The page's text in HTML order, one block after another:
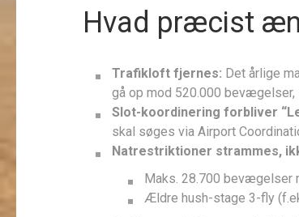
Hvad præcist
Trafikloft fjernes: Det årlige
gå op mod 520.000
Slot-koordinering forbliver
skal søges via Airport
Natrestriktioner strammes,
Maks. 28.700 bevægelser
Ældre hush-stage 3-fly